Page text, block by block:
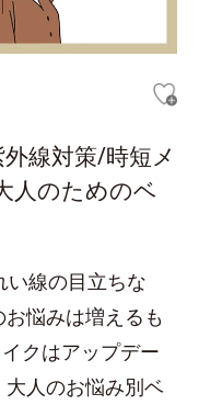
線対策/時短メ
人のためのベ
い線の目立ちな
悩みは増えるも
クはアップデー
大人のお悩み別ベ